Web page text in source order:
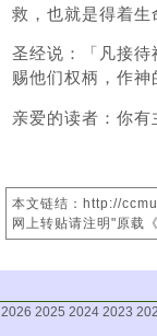
救，也就是得着生
圣经说：「凡接
赐他们权柄，作神
亲爱的读者：你有
本文链结：http://
网上转贴请注明"原载
2026 2025 2024 2023